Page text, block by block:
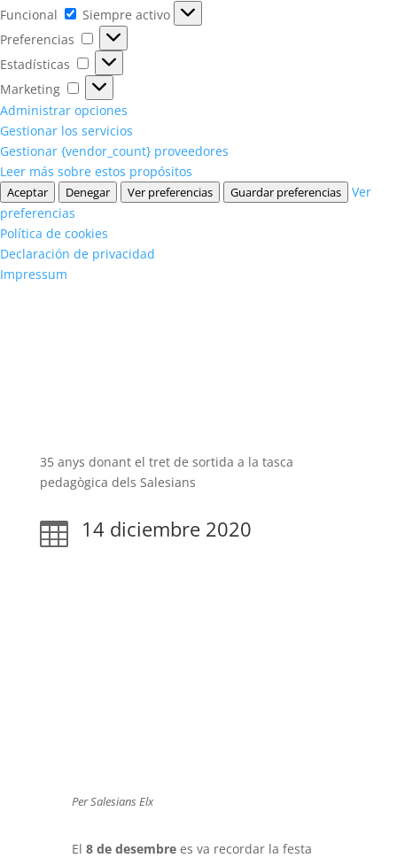
Funcional
Funcional
Siempre activo
Preferencias
Preferencias
Estadísticas
Estadísticas
Marketing
Marketing
Administrar opciones
Gestionar los servicios
Gestionar {vendor_count} proveedores
Leer más sobre estos propósitos
Aceptar Denegar Ver preferencias Guardar preferencias
Ver
preferencias
Política de cookies
Declaración de privacidad
Impressum
35 anys donant el tret de sortida a la tasca
pedagògica dels Salesians
 14 diciembre 2020
Per Salesians Elx
El 8 de desembrees va recordar la festa